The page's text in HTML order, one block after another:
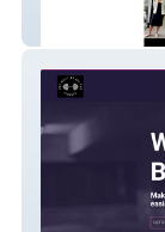
WC Mentoring